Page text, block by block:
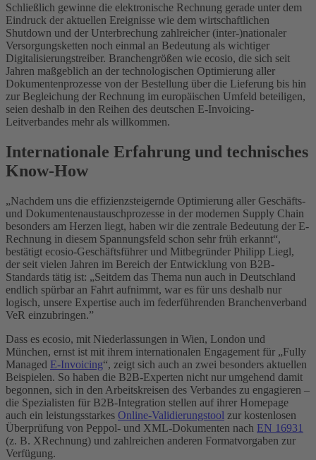
Schließlich gewinne die elektronische Rechnung gerade unter dem
Eindruck der aktuellen Ereignisse wie dem wirtschaftlichen
Shutdown und der Unterbrechung zahlreicher (inter-)nationaler
Versorgungsketten noch einmal an Bedeutung als wichtiger
Digitalisierungstreiber. Branchengrößen wie ecosio, die sich seit
Jahren maßgeblich an der technologischen Optimierung aller
Dokumentenprozesse von der Bestellung über die Lieferung bis hin
zur Begleichung der Rechnung im europäischen Umfeld beteiligen,
seien deshalb in den Reihen des deutschen E-Invoicing-
Leitverbandes mehr als willkommen.
Internationale Erfahrung und technisches
Know-How
„Nachdem uns die effizienzsteigernde Optimierung aller Geschäfts-
und Dokumentenaustauschprozesse in der modernen Supply Chain
besonders am Herzen liegt, haben wir die zentrale Bedeutung der E-
Rechnung in diesem Spannungsfeld schon sehr früh erkannt“,
bestätigt ecosio-Geschäftsführer und Mitbegründer Philipp Liegl,
der seit vielen Jahren im Bereich der Entwicklung von B2B-
Standards tätig ist: „Seitdem das Thema nun auch in Deutschland
endlich spürbar an Fahrt aufnimmt, war es für uns deshalb nur
logisch, unsere Expertise auch im federführenden Branchenverband
VeR einzubringen.”
Dass es ecosio, mit Niederlassungen in Wien, London und
München, ernst ist mit ihrem internationalen Engagement für „Fully
Managed E-Invoicing“, zeigt sich auch an zwei besonders aktuellen
Beispielen. So haben die B2B-Experten nicht nur umgehend damit
begonnen, sich in den Arbeitskreisen des Verbandes zu engagieren –
die Spezialisten für B2B-Integration stellen auf ihrer Homepage
auch ein leistungsstarkes Online-Validierungstool zur kostenlosen
Überprüfung von Peppol- und XML-Dokumenten nach EN 16931
(z. B. XRechnung) und zahlreichen anderen Formatvorgaben zur
Verfügung.